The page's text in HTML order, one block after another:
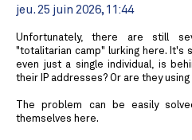
jeu. 25 juin 2026, 11:44
Unfortunately, there are still
"totalitarian camp" lurking here. It's
even just a single individual, is
their IP addresses? Or are they
The problem can be easily
themselves here.